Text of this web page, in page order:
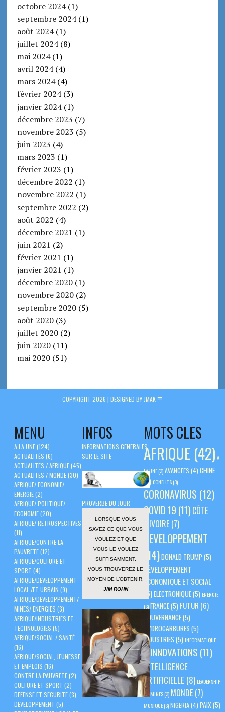
octobre 2024(1)
septembre 2024(1)
août 2024(1)
juillet 2024(8)
mai 2024(1)
avril 2024(4)
mars 2024(4)
février 2024(3)
janvier 2024(1)
décembre 2023 (7)
novembre 2023 (5)
juin 2023 (4)
mars 2023 (1)
février 2023 (1)
décembre 2022 (1)
novembre 2022 (1)
septembre 2022 (2)
août 2022 (4)
décembre 2021 (1)
juin 2021 (2)
février 2021 (1)
janvier 2021 (1)
décembre 2020(1)
novembre 2020(2)
septembre 2020(5)
août 2020(3)
juillet 2020(2)
juin 2020(11)
mai 2020(51)
COPYRIGHT 2026 | DESIGNED BY JMAK
MENU
A LA UNE(124)
ACTUALITÉS (6)
ACTUALITES / AFRIQUE(45)
ACTUALITES / MONDE(30)
AFRIQUE/ ECONOMIE/
ENERGIE(2)
AFRIQUE/ POLITIQUE/
ECONOMIE(20)
AFRIQUE/ RETROSPECTIVES
(11)
AFRIQUE/CONTRE LA
PAUVRETE(12)
AFRIQUE/CULTURE ET
SPORT (4)
AFRIQUE/DEVELOPPEMENT
LOCAL /ET URBAIN (9)
AFRIQUE/DEVELOPPEMENT/
MINES/ ENERGIES (3)
AFRIQUE/INDUSTRIES ET
TECHNOLOGIES (5)
AFRIQUE/SOCIAL / SANTÉ
(16)
AFRIQUE/SOCIAL, JEUNESSE
ET EMPLOIS (16)
CONTRE LA PAUVRETE(2)
CULTURE ET SPORT (2)
DEFENSE ET SECURITE(3)
DEVELOPPEMENT (5)
MOTS CLES
AFRIQUE (42) A
LA UNE(3)AVANCEES (4) CHINE
(5)CONFLITS(3)
CORONAVIRUS (12)
COVID 19 (11) CÔTE
D'IVOIRE (7)
DEVELOPPEMENT
(14)DONALD TRUMP(5)
DÉVELOPPEMENT
ÉCONOMIQUE ET SOCIAL
(6)ELECTRONIQUE(5)ENERGIE
(3)FRANCE(5)FUTUR (6)
GOUVERNANCE(5)
HYDROCARBURES(5)
INDUSTRIES(5)INFORMATIQUE
(3) INNOVATIONS (11)
INTELLIGENCE
ARTIFICIELLE (8)LEADERSHIP
(3)MINES(3) MONDE (7)
MUSIQUE(3)NIGERIA(4) PAIX(5)
INFOS
INFORMATIONS GENERALES
SUR LE SITE
PROVERBE DU JOUR:
LORSQUE VOUS
SAVEZ CE QUE VOUS
VOULEZ ET QUE
VOUS LE VOULEZ
SUFFISAMMENT,
VOUS TROUVEREZ LE
MOYEN DE L’OBTENIR.
JIM ROHN